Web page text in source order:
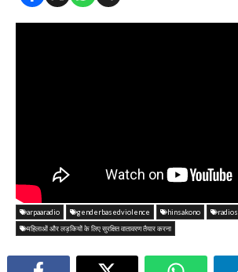
arpaaradio genderbasedviolence hinsakono
महिलाओं और लड़कियों के लिए सुरक्षित वातावरण तैयार करना